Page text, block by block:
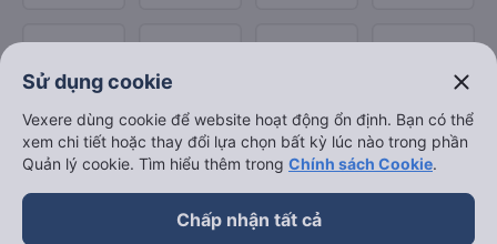
Sử dụng cookie close
Vexere dùng cookie để website hoạt động ổn định. Bạn có thể
xem chi tiết hoặc thay đổi lựa chọn bất kỳ lúc nào trong phần
Quản lý cookie. Tìm hiểu thêm trong Chính sách Cookie.
Chấp nhận tất cả